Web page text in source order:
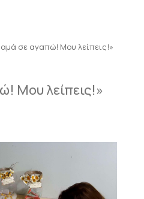
σε αγαπώ! Μου λείπεις!»
Μου λείπεις!»